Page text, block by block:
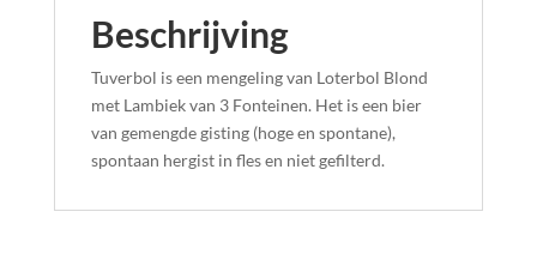
Beschrijving
Tuverbol is een mengeling van Loterbol Blond
met Lambiek van 3 Fonteinen. Het is een bier
van gemengde gisting (hoge en spontane),
spontaan hergist in fles en niet gefilterd.